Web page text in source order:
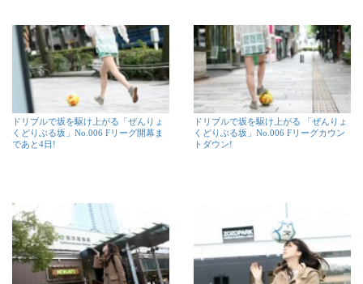
ドリブルで坂を駆け上がる「ぜんりょ
くどりぶる坂」No.006 Fリーグ開幕ま
であと4日!
ドリブルで坂を駆け上がる 「ぜんりょ
くどりぶる坂」No.006 Fリーグカウン
トダウン!